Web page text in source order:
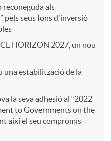
reconeguda als
pels seus fons d'inversió
HORIZON 2027, un nou
una estabilització de la
la seva adhesió al “2022
to Governments on the
així el seu compromís